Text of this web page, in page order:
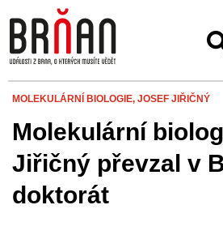
MOLEKULÁRNÍ BIOLOGIE, JOSEF JIŘIČNÝ
Molekulární
Jiřičný převzal v
doktorát